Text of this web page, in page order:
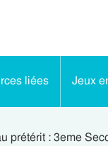
liées Jeux
prétérit : 3eme